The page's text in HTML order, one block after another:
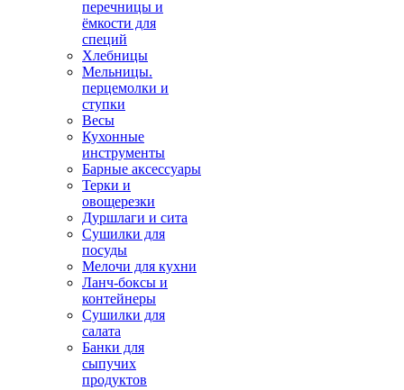
перечницы и
ёмкости для
специй
Хлебницы
Мельницы.
перцемолки и
ступки
Весы
Кухонные
инструменты
Барные аксессуары
Терки и
овощерезки
Дуршлаги и сита
Сушилки для
посуды
Мелочи для кухни
Ланч-боксы и
контейнеры
Сушилки для
салата
Банки для
сыпучих
продуктов